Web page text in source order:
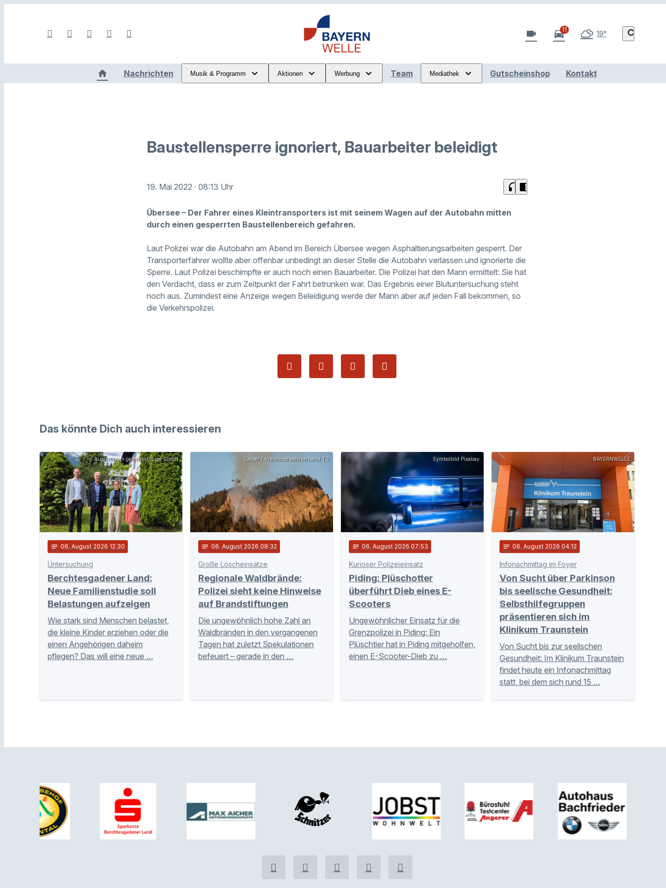
videocam directions_car11 19° search
Nachrichten Musik & Programm Aktionen Werbung Team Mediathek Gutscheinshop Kontakt
Baustellensperre ignoriert, Bauarbeiter beleidigt
19. Mai 2022 · 08:13 Uhr headphones chrome_reader_mode
Übersee – Der Fahrer eines Kleintransporters ist mit seinem Wagen auf der Autobahn mitten
durch einen gesperrten Baustellenbereich gefahren.
Laut Polizei war die Autobahn am Abend im Bereich Übersee wegen Asphaltierungsarbeiten gesperrt. Der
Transporterfahrer wollte aber offenbar unbedingt an dieser Stelle die Autobahn verlassen und ignorierte die
Sperre. Laut Polizei beschimpfte er auch noch einen Bauarbeiter. Die Polizei hat den Mann ermittelt: Sie hat
den Verdacht, dass er zum Zeitpunkt der Fahrt betrunken war. Das Ergebnis einer Blutuntersuchung steht
noch aus. Zumindest eine Anzeige wegen Beleidigung werde der Mann aber auf jeden Fall bekommen, so
die Verkehrspolizei.
Das könnte Dich auch interessieren
Augustinum gemeinnützige GmbH
notes 06. August 2026 12:30
Untersuchung
Berchtesgadener Land:
Neue Familienstudie soll
Belastungen aufzeigen
Wie stark sind Menschen belastet,
die kleine Kinder erziehen oder die
einen Angehörigen daheim
pflegen? Das will eine neue …
Gasser / Kreisfeuerwehrverband TS
notes 06. August 2026 08:32
Große Löscheinsätze
Regionale Waldbrände:
Polizei sieht keine Hinweise
auf Brandstiftungen
Die ungewöhnlich hohe Zahl an
Waldbränden in den vergangenen
Tagen hat zuletzt Spekulationen
befeuert – gerade in den …
Symbolbild Pixabay
notes 06. August 2026 07:53
Kurioser Polizeieinsatz
Piding: Plüschotter
überführt Dieb eines E-
Scooters
Ungewöhnlicher Einsatz für die
Grenzpolizei in Piding: Ein
Plüschtier hat in Piding mitgeholfen,
einen E-Scooter-Dieb zu …
BAYERNWELLE
notes 06. August 2026 04:12
Infonachmittag im Foyer
Von Sucht über Parkinson
bis seelische Gesundheit:
Selbsthilfegruppen
präsentieren sich im
Klinikum Traunstein
Von Sucht bis zur seelischen
Gesundheit: Im Klinikum Traunstein
findet heute ein Infonachmittag
statt, bei dem sich rund 15 …